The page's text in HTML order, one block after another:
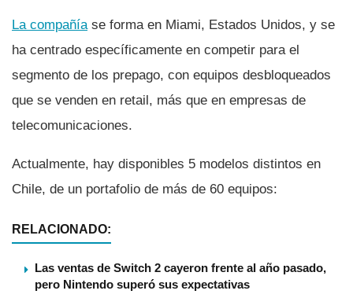
La compañí­a se forma en Miami, Estados Unidos, y se
ha centrado especí­ficamente en competir para el
segmento de los prepago, con equipos desbloqueados
que se venden en retail, más que en empresas de
telecomunicaciones.
Actualmente, hay disponibles 5 modelos distintos en
Chile, de un portafolio de más de 60 equipos:
RELACIONADO:
Las ventas de Switch 2 cayeron frente al año pasado,
pero Nintendo superó sus expectativas